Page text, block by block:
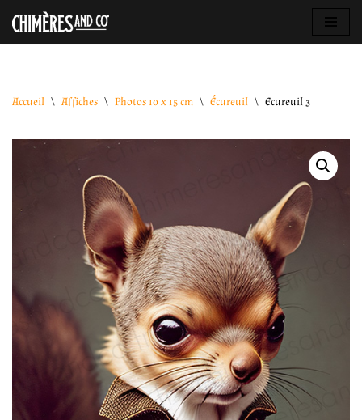
Aller
Accueil \ Affiches \ Photos 10 x 15 cm \ Écureuil \ Ecureuil 3